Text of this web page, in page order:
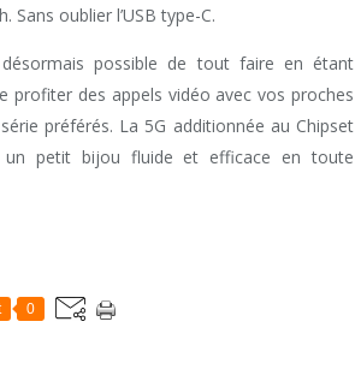
Sans oublier l’USB type-C.
possible de tout faire en étant
profiter des appels vidéo avec vos proches
préférés. La 5G additionnée au Chipset
petit bijou fluide et efficace en toute
0